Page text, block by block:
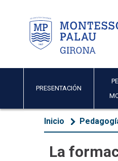
PRESENTACIÓN
Inicio
La